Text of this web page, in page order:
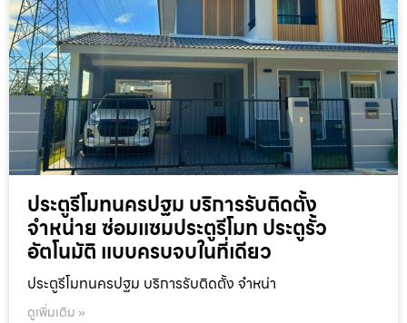
ประตูรีโมทนครปฐม บริการรับติดตั้ง
จำหน่าย ซ่อมแซมประตูรีโมท ประตูรั้ว
อัตโนมัติ แบบครบจบในที่เดียว
ประตูรีโมทนครปฐม บริการรับติดตั้ง จำหน่า
ดูเพิ่มเติม »